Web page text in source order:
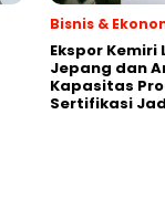
Bisnis &
Ekspor Kemiri
Jepang dan
Kapasitas
Sertifikasi